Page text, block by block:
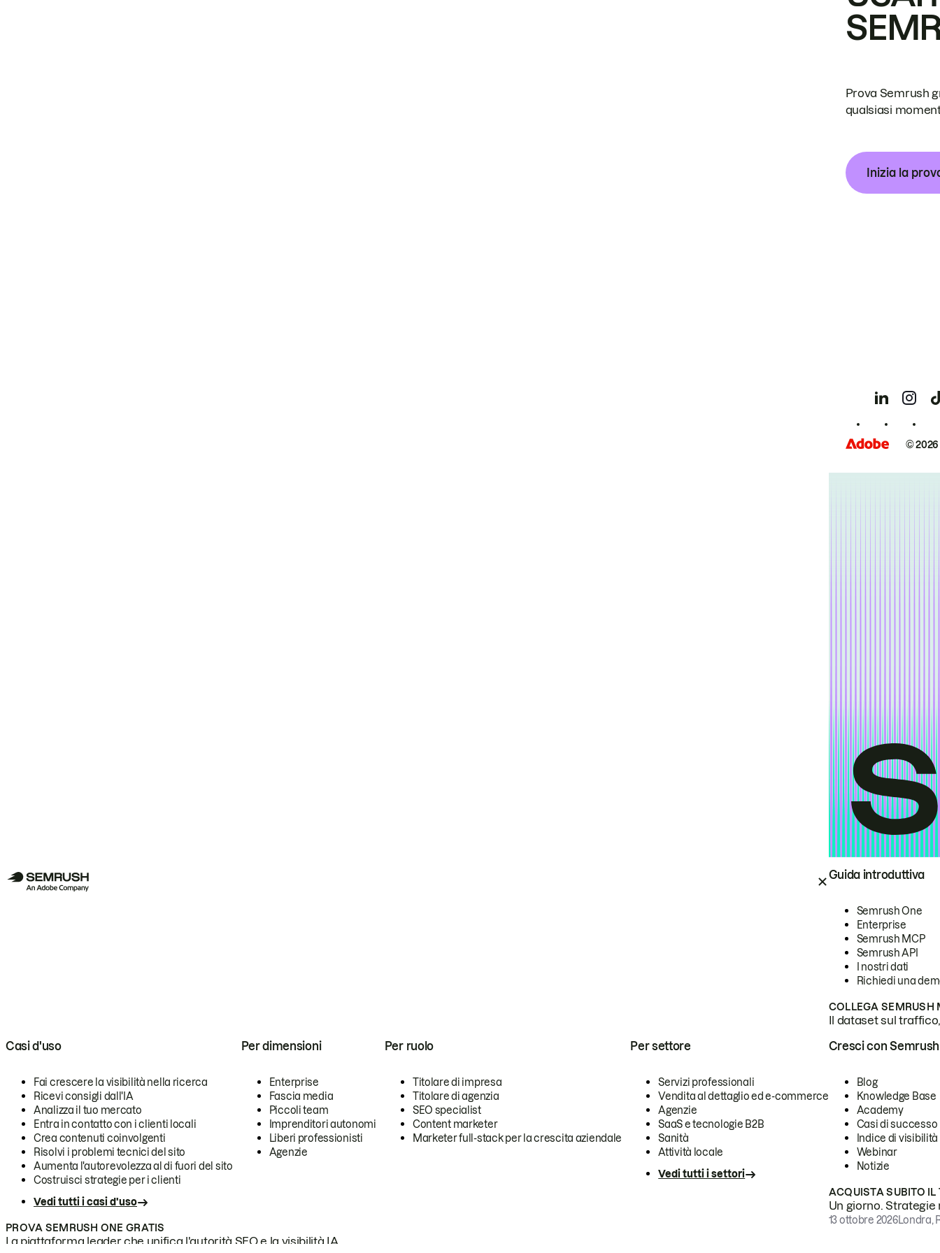
Guida introduttiva
Semrush One
Enterprise
Semrush MCP
Semrush API
I nostri dati
Richiedi una
COLLEGA SEMRUSH
Il dataset sul
Casi d'uso
Fai crescere la visibilità nella ricerca
Ricevi consigli dall'IA
Analizza il tuo mercato
Entra in contatto con i clienti locali
Crea contenuti coinvolgenti
Risolvi i problemi tecnici del sito
Aumenta l'autorevolezza al di fuori del sito
Costruisci strategie per i clienti
Vedi tutti i casi d'uso
Per dimensioni
Enterprise
Fascia media
Piccoli team
Imprenditori autonomi
Liberi professionisti
Agenzie
Per ruolo
Titolare di impresa
Titolare di agenzia
SEO specialist
Content marketer
Marketer full-stack per la crescita aziendale
Per settore
Servizi professionali
Vendita al dettaglio ed e-commerce
Agenzie
SaaS e tecnologie B2B
Sanità
Attività locale
Vedi tutti i settori
PROVA SEMRUSH ONE GRATIS
La piattaforma leader che unifica l'autorità SEO e la visibilità IA.
Cresci con Semrush
Blog
Knowledge Base
Academy
Casi di successo
Indice di visibilità
Webinar
Notizie
ACQUISTA SUBITO IL
Un giorno.
13 ottobre 2026Londra,
Prova Semrush
qualsiasi
Inizia la
©